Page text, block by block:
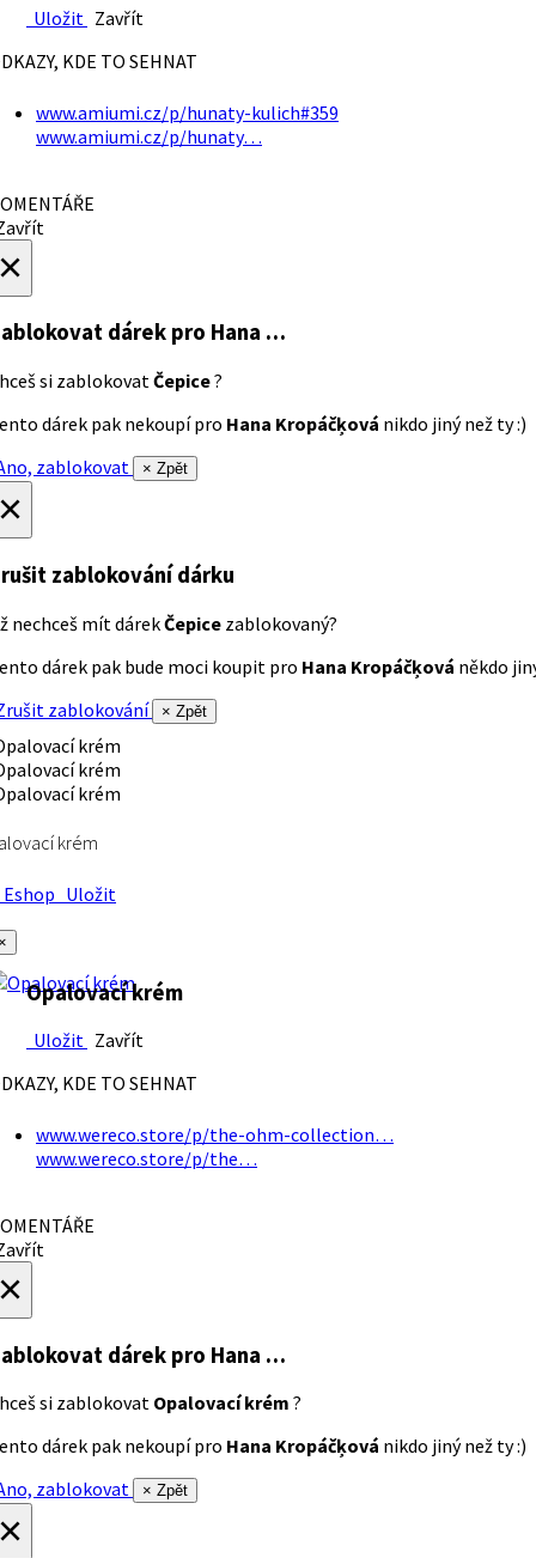
Uložit Zavřít
KDE TO SEHNAT
www.amiumi.cz/p/hunaty-kulich#359
www.amiumi.cz/p/hunaty…
dárek pro Hana …
si zablokovatČepice?
dárek pak nekoupí pro Hana Kropáčķová nikdo jiný než ty :)
zablokovat
× Zpět
zablokování dárku
nechceš mít dárekČepice zablokovaný?
dárek pak bude moci koupit pro Hana Kropáčķová někdo
zablokování
× Zpět
krém
Uložit
Opalovací krém
Uložit Zavřít
KDE TO SEHNAT
www.wereco.store/p/the-ohm-collection…
www.wereco.store/p/the…
dárek pro Hana …
si zablokovat Opalovací krém ?
dárek pak nekoupí pro Hana Kropáčķová nikdo jiný než ty :)
zablokovat
× Zpět